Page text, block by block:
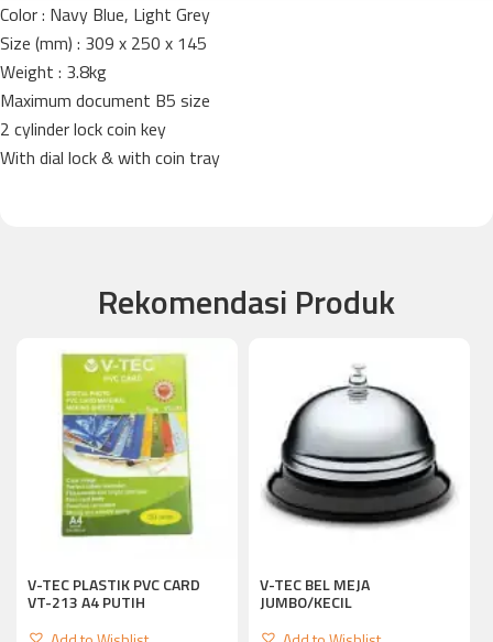
Color : Navy Blue, Light Grey
Size (mm) : 309 x 250 x 145
Weight : 3.8kg
Maximum document B5 size
2 cylinder lock coin key
With dial lock & with coin tray
Rekomendasi Produk
V-TEC PLASTIK PVC CARD
VT-213 A4 PUTIH
V-TEC BEL MEJA
JUMBO/KECIL